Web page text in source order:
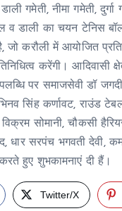
डाली गमेती, नीमा गमेती, दुर्गा
व डाली का चयन टेनिस
जो करौली में आयोजित
करेंगी। आदिवासी
पर समाजसेवी डॉ
सिंह कर्णावट, राउंड
सोमानी, चौकसी
धार सरपंच भगवती देवी,
हुए शुभकामनाएं दी हैं।
Twitter/X